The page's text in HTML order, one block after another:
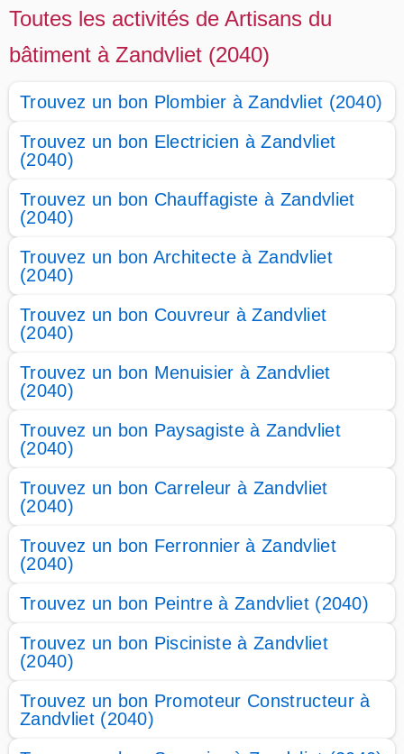
Toutes les activités de Artisans du
bâtiment à Zandvliet (2040)
Trouvez un bon Plombier à Zandvliet (2040)
Trouvez un bon Electricien à Zandvliet
(2040)
Trouvez un bon Chauffagiste à Zandvliet
(2040)
Trouvez un bon Architecte à Zandvliet
(2040)
Trouvez un bon Couvreur à Zandvliet
(2040)
Trouvez un bon Menuisier à Zandvliet
(2040)
Trouvez un bon Paysagiste à Zandvliet
(2040)
Trouvez un bon Carreleur à Zandvliet
(2040)
Trouvez un bon Ferronnier à Zandvliet
(2040)
Trouvez un bon Peintre à Zandvliet (2040)
Trouvez un bon Pisciniste à Zandvliet
(2040)
Trouvez un bon Promoteur Constructeur à
Zandvliet (2040)